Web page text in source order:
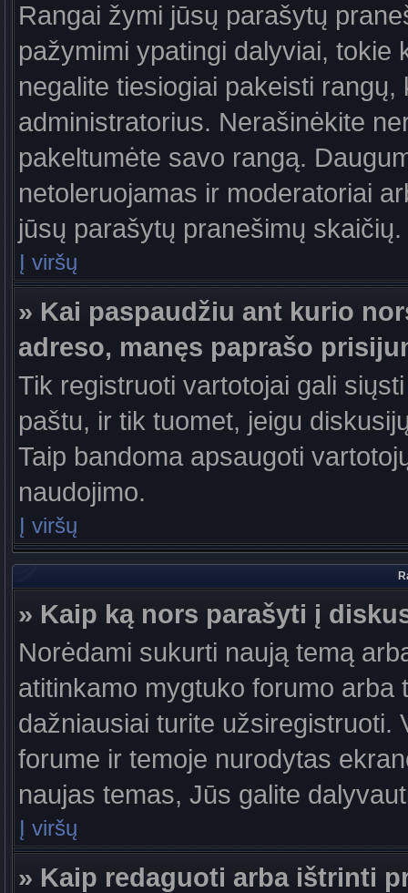
Rangai žymi jūsų parašytų
pažymimi ypatingi dalyviai, tokie
negalite tiesiogiai pakeisti
administratorius. Nerašinėkite
pakeltumėte savo rangą.
netoleruojamas ir moderatoriai
jūsų parašytų pranešimų skaičių.
Į viršų
» Kai paspaudžiu ant kurio
adreso, manęs paprašo
Tik registruoti vartotojai gali
paštu, ir tik tuomet, jeigu
Taip bandoma apsaugoti
naudojimo.
Į viršų
» Kaip ką nors parašyti į
Norėdami sukurti naują temą
atitinkamo mygtuko forumo
dažniausiai turite užsiregistruoti.
forume ir temoje nurodytas
naujas temas, Jūs galite
Į viršų
» Kaip redaguoti arba ištrinti